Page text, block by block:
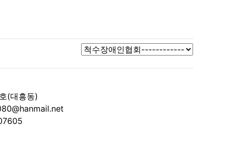
(대흥동)